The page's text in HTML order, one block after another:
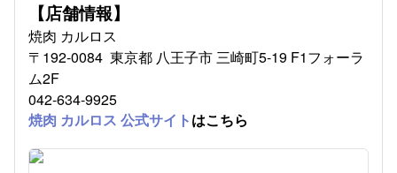
【店舗情報】
焼肉 カルロス
〒192-0084 東京都 八王子市 三崎町5-19 F1フォーラ
ム2F
042-634-9925
焼肉 カルロス 公式サイトはこちら